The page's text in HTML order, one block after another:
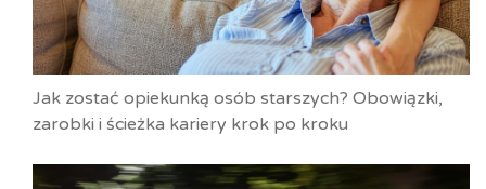
Jak zostać opiekunką osób starszych? Obowiązki,
zarobki i ścieżka kariery krok po kroku